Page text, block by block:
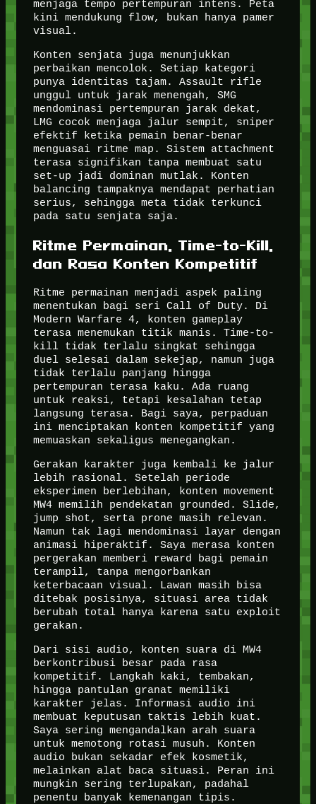
menjaga tempo pertempuran intens. Peta
kini mendukung flow, bukan hanya pamer
visual.
Konten senjata juga menunjukkan
perbaikan mencolok. Setiap kategori
punya identitas tajam. Assault rifle
unggul untuk jarak menengah, SMG
mendominasi pertempuran jarak dekat,
LMG cocok menjaga jalur sempit, sniper
efektif ketika pemain benar-benar
menguasai ritme map. Sistem attachment
terasa signifikan tanpa membuat satu
set-up jadi dominan mutlak. Konten
balancing tampaknya mendapat perhatian
serius, sehingga meta tidak terkunci
pada satu senjata saja.
Ritme Permainan, Time-to-Kill,
dan Rasa Konten Kompetitif
Ritme permainan menjadi aspek paling
menentukan bagi seri Call of Duty. Di
Modern Warfare 4, konten gameplay
terasa menemukan titik manis. Time-to-
kill tidak terlalu singkat sehingga
duel selesai dalam sekejap, namun juga
tidak terlalu panjang hingga
pertempuran terasa kaku. Ada ruang
untuk reaksi, tetapi kesalahan tetap
langsung terasa. Bagi saya, perpaduan
ini menciptakan konten kompetitif yang
memuaskan sekaligus menegangkan.
Gerakan karakter juga kembali ke jalur
lebih rasional. Setelah periode
eksperimen berlebihan, konten movement
MW4 memilih pendekatan grounded. Slide,
jump shot, serta prone masih relevan.
Namun tak lagi mendominasi layar dengan
animasi hiperaktif. Saya merasa konten
pergerakan memberi reward bagi pemain
terampil, tanpa mengorbankan
keterbacaan visual. Lawan masih bisa
ditebak posisinya, situasi area tidak
berubah total hanya karena satu exploit
gerakan.
Dari sisi audio, konten suara di MW4
berkontribusi besar pada rasa
kompetitif. Langkah kaki, tembakan,
hingga pantulan granat memiliki
karakter jelas. Informasi audio ini
membuat keputusan taktis lebih kuat.
Saya sering mengandalkan arah suara
untuk memotong rotasi musuh. Konten
audio bukan sekadar efek kosmetik,
melainkan alat baca situasi. Peran ini
mungkin sering terlupakan, padahal
penentu banyak kemenangan tipis.